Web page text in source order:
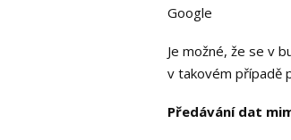
Google
Je možné, že se v
v takovém případě
Předávání dat